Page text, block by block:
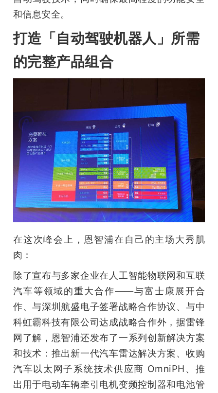
和信息安全。
打造「自动驾驶机器人」所需
的完整产品组合
在这次峰会上，恩智浦在自己的主场大秀肌
肉：
除了宣布与多家企业在人工智能物联网和互联
汽车等领域的重大合作——与富士康展开合
作、与深圳航盛电子签署战略合作协议、与中
科虹霸科技有限公司达成战略合作外，据雷锋
网了解，恩智浦还发布了一系列创新解决方案
和技术：推出新一代汽车雷达解决方案、收购
汽车以太网子系统技术供应商 OmniPH、推
出用于电动车辆牵引电机变频控制器和电池管